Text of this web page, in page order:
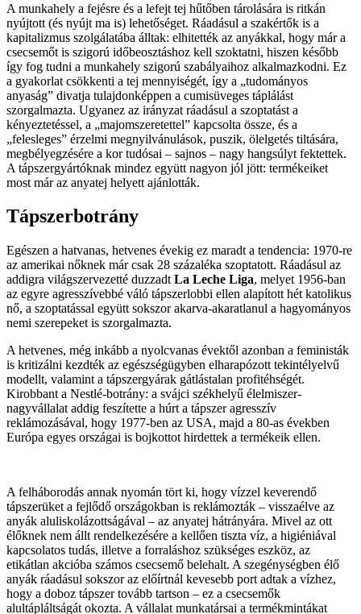
A munkahely a fejésre és a lefejt tej hűtőben tárolására is ritkán
nyújtott (és nyújt ma is) lehetőséget. Ráadásul a szakértők is a
kapitalizmus szolgálatába álltak: elhitették az anyákkal, hogy már a
csecsemőt is szigorú időbeosztáshoz kell szoktatni, hiszen később
így fog tudni a munkahely szigorú szabályaihoz alkalmazkodni. Ez
a gyakorlat csökkenti a tej mennyiségét, így a „tudományos
anyaság” divatja tulajdonképpen a cumisüveges táplálást
szorgalmazta. Ugyanez az irányzat ráadásul a szoptatást a
kényeztetéssel, a „majomszeretettel” kapcsolta össze, és a
„felesleges” érzelmi megnyilvánulások, puszik, ölelgetés tiltására,
megbélyegzésére a kor tudósai – sajnos – nagy hangsúlyt fektettek.
A tápszergyártóknak mindez együtt nagyon jól jött: termékeiket
most már az anyatej helyett ajánlották.
Tápszerbotrány
Egészen a hatvanas, hetvenes évekig ez maradt a tendencia: 1970-re
az amerikai nőknek már csak 28 százaléka szoptatott. Ráadásul az
addigra világszervezetté duzzadt La Leche Liga, melyet 1956-ban
az egyre agresszívebbé váló tápszerlobbi ellen alapított hét katolikus
nő, a szoptatással együtt sokszor akarva-akaratlanul a hagyományos
nemi szerepeket is szorgalmazta.
A hetvenes, még inkább a nyolcvanas évektől azonban a feministák
is kritizálni kezdték az egészségügyben elharapózott tekintélyelvű
modellt, valamint a tápszergyárak gátlástalan profitéhségét.
Kirobbant a Nestlé-botrány: a svájci székhelyű élelmiszer-
nagyvállalat addig feszítette a húrt a tápszer agresszív
reklámozásával, hogy 1977-ben az USA, majd a 80-as években
Európa egyes országai is bojkottot hirdettek a termékeik ellen.
A felháborodás annak nyomán tört ki, hogy vízzel keverendő
tápszerüket a fejlődő országokban is reklámozták – visszaélve az
anyák aluliskolázottságával – az anyatej hátrányára. Mivel az ott
élőknek nem állt rendelkezésére a kellően tiszta víz, a higiéniával
kapcsolatos tudás, illetve a forraláshoz szükséges eszköz, az
etikátlan akcióba számos csecsemő belehalt. A szegénységben élő
anyák ráadásul sokszor az előírtnál kevesebb port adtak a vízhez,
hogy a doboz tápszer tovább tartson – ez a csecsemők
alultápláltságát okozta. A vállalat munkatársai a termékmintákat